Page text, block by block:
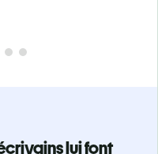
Premium
lui font